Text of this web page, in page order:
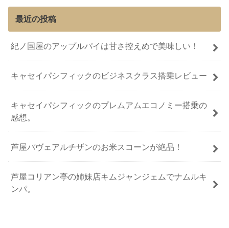
最近の投稿
紀ノ国屋のアップルパイは甘さ控えめで美味しい！
キャセイパシフィックのビジネスクラス搭乗レビュー
キャセイパシフィックのプレムアムエコノミー搭乗の
感想。
芦屋パヴェアルチザンのお米スコーンが絶品！
芦屋コリアン亭の姉妹店キムジャンジェムでナムルキ
ンパ。